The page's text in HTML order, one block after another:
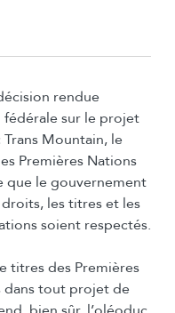
rendue
fédérale sur le projet
Mountain, le
Premières Nations
que le gouvernement
les titres et les
soient respectés.
titres des Premières
dans tout projet de